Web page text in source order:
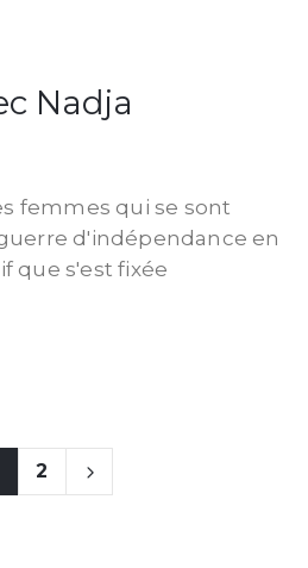
Nadja
femmes qui se sont
d'indépendance en
que s'est fixée
2